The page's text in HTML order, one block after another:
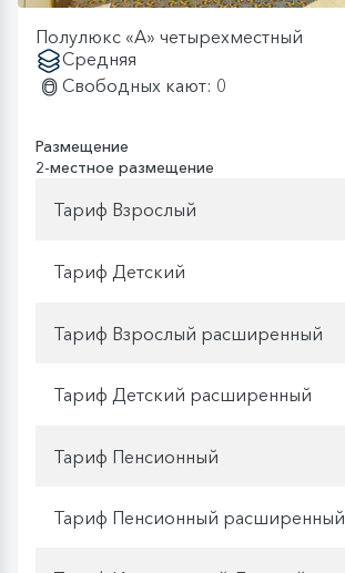
Полулюкс «А» четырехместный
Средняя
Свободных кают: 0
Размещение
2-местное размещение
Тариф Взрослый
Тариф Детский
Тариф Взрослый расширенный
Тариф Детский расширенный
Тариф Пенсионный
Тариф Пенсионный расширенный